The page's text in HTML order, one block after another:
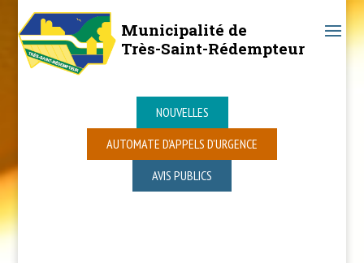
Municipalité de
Très-Saint-Rédempteur
NOUVELLES
AUTOMATE D’APPELS D’URGENCE
AVIS PUBLICS